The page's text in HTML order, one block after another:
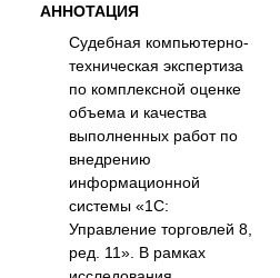
АННОТАЦИЯ
Судебная компьютерно-
техническая экспертиза
по комплексной оценке
объема и качества
выполненных работ по
внедрению
информационной
системы «1С:
Управление торговлей 8,
ред. 11». В рамках